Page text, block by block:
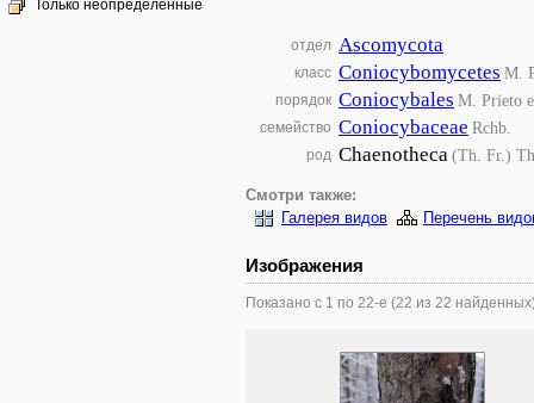
Только неопределённые
отдел Ascomycota
класс Coniocybomycetes M.
порядок Coniocybales M. Prieto
семейство Coniocybaceae Rchb.
род Chaenotheca(Th. Fr.)
Смотри также:
Галерея видов
Перечень
Изображения
Показано с 1 по 22-е (22 из 22